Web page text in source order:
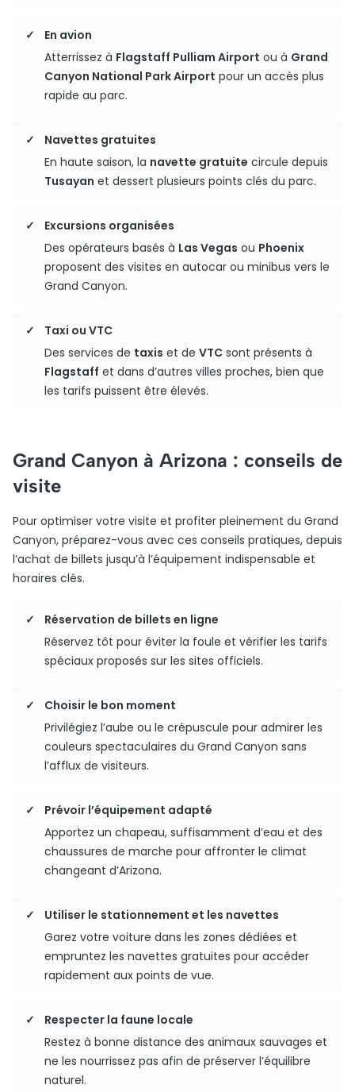
En avion
Atterrissez à Flagstaff Pulliam Airport ou à Grand
Canyon National Park Airport pour un accès plus
rapide au parc.
Navettes gratuites
En haute saison, la navette gratuite circule depuis
Tusayan et dessert plusieurs points clés du parc.
Excursions organisées
Des opérateurs basés à Las Vegas ou Phoenix
proposent des visites en autocar ou minibus vers le
Grand Canyon.
Taxi ou VTC
Des services de taxis et de VTC sont présents à
Flagstaff et dans d’autres villes proches, bien que
les tarifs puissent être élevés.
Grand Canyon à Arizona : conseils de
visite
Pour optimiser votre visite et profiter pleinement du Grand
Canyon, préparez-vous avec ces conseils pratiques, depuis
l’achat de billets jusqu’à l’équipement indispensable et
horaires clés.
Réservation de billets en ligne
Réservez tôt pour éviter la foule et vérifier les tarifs
spéciaux proposés sur les sites officiels.
Choisir le bon moment
Privilégiez l’aube ou le crépuscule pour admirer les
couleurs spectaculaires du Grand Canyon sans
l’afflux de visiteurs.
Prévoir l’équipement adapté
Apportez un chapeau, suffisamment d’eau et des
chaussures de marche pour affronter le climat
changeant d’Arizona.
Utiliser le stationnement et les navettes
Garez votre voiture dans les zones dédiées et
empruntez les navettes gratuites pour accéder
rapidement aux points de vue.
Respecter la faune locale
Restez à bonne distance des animaux sauvages et
ne les nourrissez pas afin de préserver l’équilibre
naturel.